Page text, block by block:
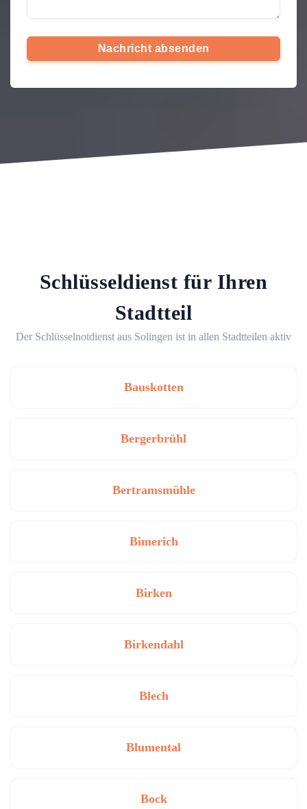
Nachricht absenden
Schlüsseldienst für Ihren
Stadtteil
Der Schlüsselnotdienst aus Solingen ist in allen Stadtteilen aktiv
Bauskotten
Bergerbrühl
Bertramsmühle
Bimerich
Birken
Birkendahl
Blech
Blumental
Bock